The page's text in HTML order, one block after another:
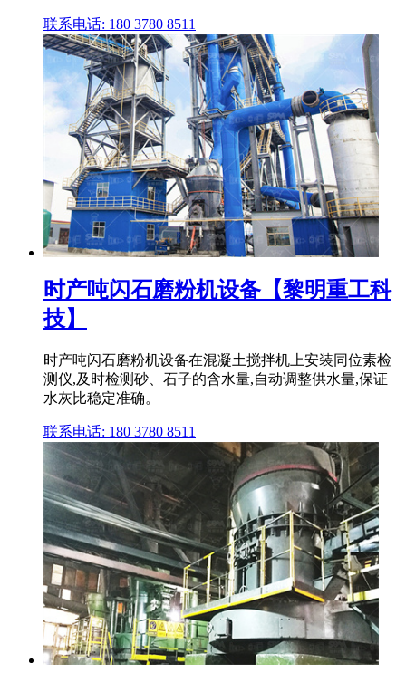
联系电话: 180 3780 8511
时产吨闪石磨粉机设备【黎明重工科
技】
时产吨闪石磨粉机设备在混凝土搅拌机上安装同位素检
测仪,及时检测砂、石子的含水量,自动调整供水量,保证
水灰比稳定准确。
联系电话: 180 3780 8511